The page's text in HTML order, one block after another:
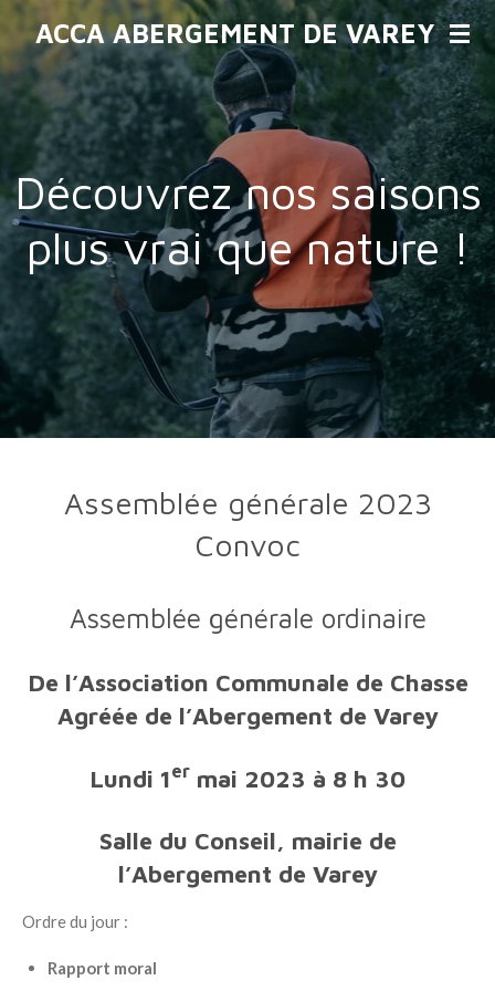
Passer
au
contenu
principal
ACCA ABERGEMENT DE VAREY
Découvrez nos saisons
plus vrai que nature !
Assemblée générale 2023
Convoc
Assemblée générale ordinaire
De l’Association Communale de Chasse
Agréée de l’Abergement de Varey
Lundi 1er mai 2023 à 8 h 30
Salle du Conseil, mairie de
l’Abergement de Varey
Ordre du jour :
Rapport moral